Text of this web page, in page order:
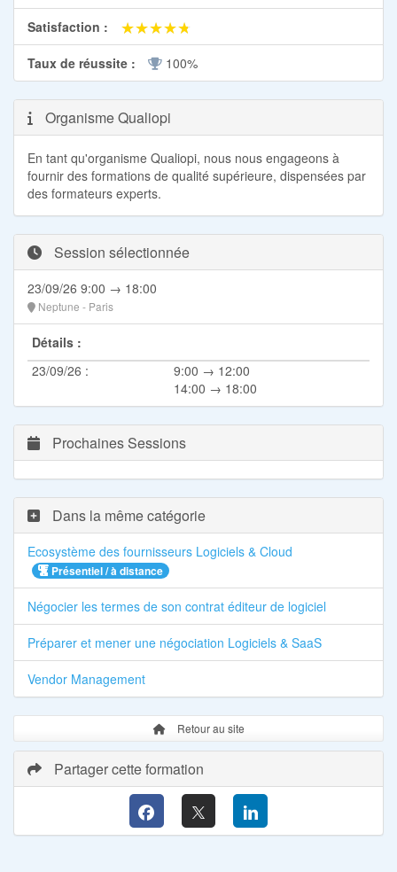
Satisfaction : ★★★★★
★★★★★
Taux de réussite : 100%
Organisme Qualiopi
En tant qu'organisme Qualiopi, nous nous engageons à
fournir des formations de qualité supérieure, dispensées par
des formateurs experts.
Session sélectionnée
23/09/26 9:00 → 18:00
Neptune - Paris
Détails :
23/09/26 :
9:00 → 12:00
14:00 → 18:00
Prochaines Sessions
Dans la même catégorie
Ecosystème des fournisseurs Logiciels & Cloud
Présentiel / à distance
Négocier les termes de son contrat éditeur de logiciel
Préparer et mener une négociation Logiciels & SaaS
Vendor Management
Retour au site
Partager cette formation